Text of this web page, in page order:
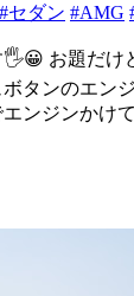
#セダン #AMG
お題だけ
タンのエン
ンジンかけ